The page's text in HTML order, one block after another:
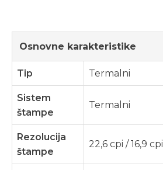
Osnovne karakteristike
Tip Termalni
Sistem
štampe
Termalni
Rezolucija
štampe
22,6 cpi / 16,9 cpi